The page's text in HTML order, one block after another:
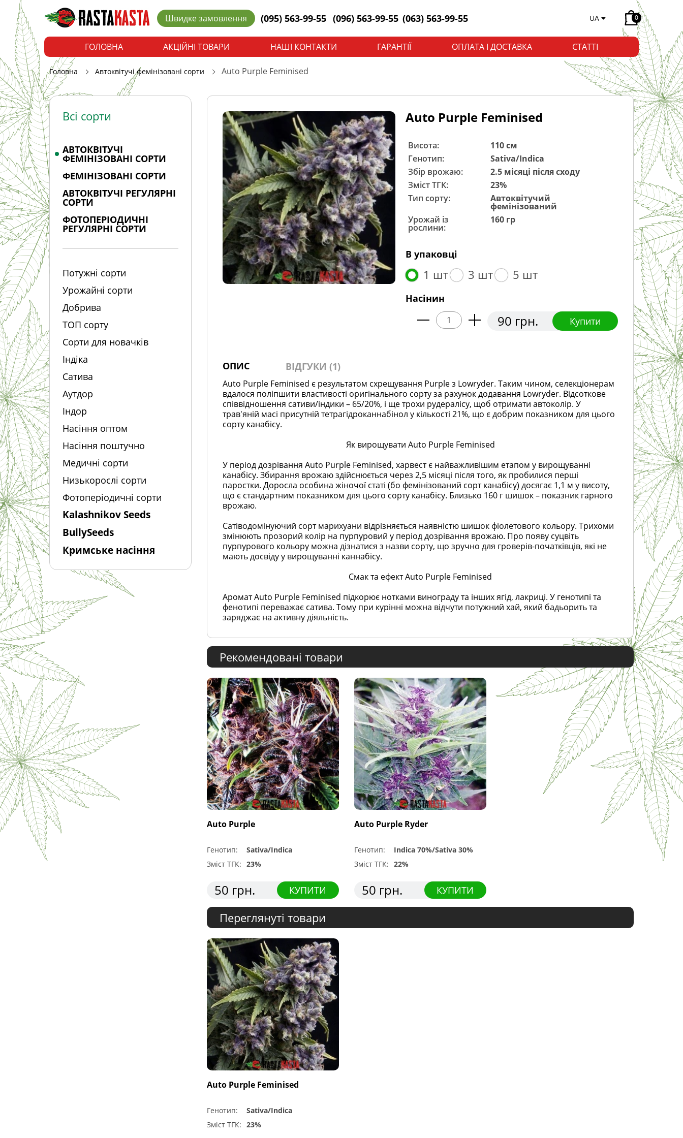
Швидке замовлення (095) 563-99-55 (096) 563-99-55 (063) 563-99-55 UA 0
ГОЛОВНА АКЦІЙНІ ТОВАРИ НАШІ КОНТАКТИ ГАРАНТІЇ ОПЛАТА І ДОСТАВКА СТАТТІ
Головна Автоквітучі фемінізовані сорти Auto Purple Feminised
Всі сорти
АВТОКВІТУЧІ
ФЕМІНІЗОВАНІ СОРТИ
ФЕМІНІЗОВАНІ СОРТИ
АВТОКВІТУЧІ РЕГУЛЯРНІ
СОРТИ
ФОТОПЕРІОДИЧНІ
РЕГУЛЯРНІ СОРТИ
Потужні сорти
Урожайні сорти
Добрива
ТОП сорту
Сорти для новачків
Індіка
Сатива
Аутдор
Індор
Насіння оптом
Насіння поштучно
Медичні сорти
Низькорослі сорти
Фотоперіодичні сорти
Kalashnikov Seeds
BullySeeds
Кримське насіння
Auto Purple Feminised
Висота:
110 см
Генотип:
Sativa/Indica
Збір врожаю:
2.5 місяці після сходу
Зміст ТГК:
23%
Тип сорту:
Автоквітучий
фемінізований
Урожай із
рослини:
160 гр
В упаковці
1 шт 3 шт 5 шт
Насінин
90 грн. Купити
ОПИС ВІДГУКИ (1)
Auto Purple Feminised є результатом схрещування Purple з Lowryder. Таким чином, селекціонерам
вдалося поліпшити властивості оригінального сорту за рахунок додавання Lowryder. Відсоткове
співвідношення сативи/індики – 65/20%, і ще трохи рудералісу, щоб отримати автоколір. У
трав'яній масі присутній тетрагідроканнабінол у кількості 21%, що є добрим показником для цього
сорту канабісу.
Як вирощувати Auto Purple Feminised
У період дозрівання Auto Purple Feminised, харвест є найважливішим етапом у вирощуванні
канабісу. Збирання врожаю здійснюється через 2,5 місяці після того, як пробилися перші
паростки. Доросла особина жіночої статі (бо фемінізований сорт канабісу) досягає 1,1 м у висоту,
що є стандартним показником для цього сорту канабісу. Близько 160 г шишок – показник гарного
врожаю.
Сатіводомінуючий сорт марихуани відрізняється наявністю шишок фіолетового кольору. Трихоми
змінюють прозорий колір на пурпуровий у період дозрівання врожаю. Про появу суцвіть
пурпурового кольору можна дізнатися з назви сорту, що зручно для гроверів-початківців, які не
мають досвіду у вирощуванні каннабісу.
Смак та ефект Auto Purple Feminised
Аромат Auto Purple Feminised підкорює нотками винограду та інших ягід, лакриці. У генотипі та
фенотипі переважає сатива. Тому при курінні можна відчути потужний хай, який бадьорить та
заряджає на активну діяльність.
Рекомендовані товари
Auto Purple
Генотип:
Sativa/Indica
Зміст ТГК: 23%
50 грн. КУПИТИ
Auto Purple Ryder
Генотип:
Indica 70%/Sativa 30%
Зміст ТГК: 22%
50 грн. КУПИТИ
Переглянуті товари
Auto Purple Feminised
Генотип:
Sativa/Indica
Зміст ТГК: 23%